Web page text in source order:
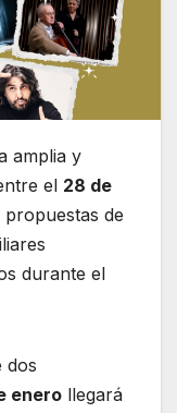
amplia y
el 28 de
propuestas de
durante el
dos
enero llegará